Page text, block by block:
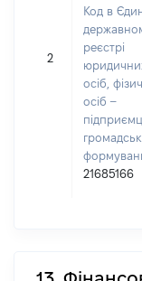
2
Код в
реєстрі
осіб,
осіб –
21685166